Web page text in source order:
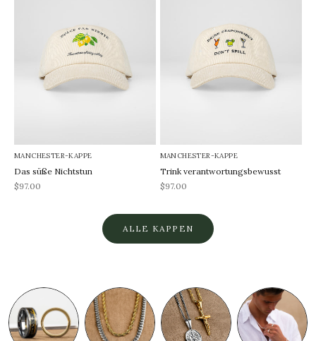
MANCHESTER-KAPPE
Das süße Nichtstun
REA-pris
$97.00
MANCHESTER-KAPPE
Trink verantwortungsbewusst
REA-pris
$97.00
ALLE KAPPEN